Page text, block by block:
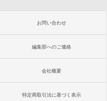
お問い合わせ
編集部へのご連絡
会社概要
特定商取引法に基づく表示